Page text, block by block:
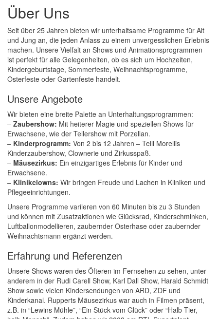
Über Uns
Seit über 25 Jahren bieten wir unterhaltsame Programme für Alt
und Jung an, die jeden Anlass zu einem unvergesslichen Erlebnis
machen. Unsere Vielfalt an Shows und Animationsprogrammen
ist perfekt für alle Gelegenheiten, ob es sich um Hochzeiten,
Kindergeburtstage, Sommerfeste, Weihnachtsprogramme,
Osterfeste oder Gartenfeste handelt.
Unsere Angebote
Wir bieten eine breite Palette an Unterhaltungsprogrammen:
– Zaubershow: Mit heiterer Magie und speziellen Shows für
Erwachsene, wie der Tellershow mit Porzellan.
– Kinderprogramm: Von 2 bis 12 Jahren – Telli Morellis
Kinderzaubershow, Clownerie und Zirkusspaß.
– Mäusezirkus: Ein einzigartiges Erlebnis für Kinder und
Erwachsene.
– Klinikclowns: Wir bringen Freude und Lachen in Kliniken und
Pflegeeinrichtungen.
Unsere Programme variieren von 60 Minuten bis zu 3 Stunden
und können mit Zusatzaktionen wie Glücksrad, Kinderschminken,
Luftballonmodellieren, zaubernder Osterhase oder zaubernder
Weihnachtsmann ergänzt werden.
Erfahrung und Referenzen
Unsere Shows waren des Öfteren im Fernsehen zu sehen, unter
anderem in der Rudi Carell Show, Karl Dall Show, Harald Schmidt
Show sowie vielen Kindersendungen von ARD, ZDF und
Kinderkanal. Rupperts Mäusezirkus war auch in Filmen präsent,
z.B. in “Lewins Mühle”, “Ein Stück vom Glück” oder “Halb Tier,